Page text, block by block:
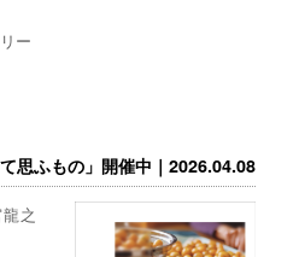
ー
思ふもの」開催中｜2026.04.08
之